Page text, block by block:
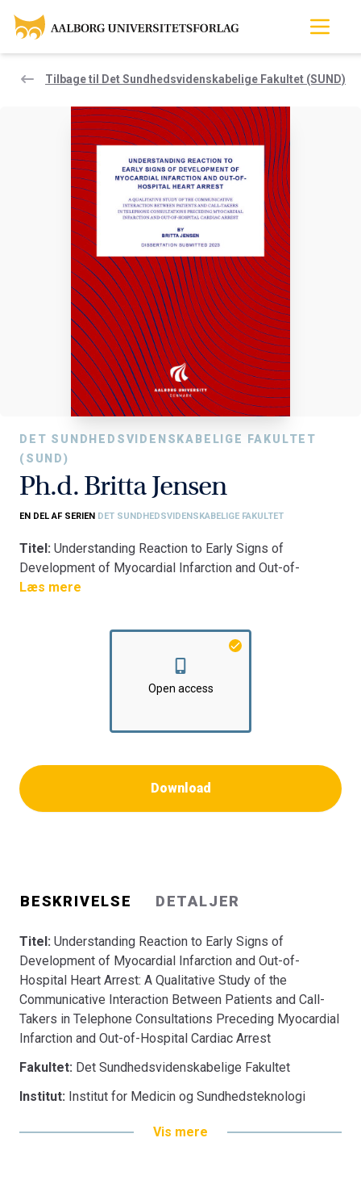
Tilbage til Det Sundhedsvidenskabelige Fakultet (SUND)
DET SUNDHEDSVIDENSKABELIGE FAKULTET
(SUND)
Ph.d. Britta Jensen
EN DEL AF SERIEN DET SUNDHEDSVIDENSKABELIGE FAKULTET
Titel: Understanding Reaction to Early Signs of
Development of Myocardial Infarction and Out-of-
Hospital Heart Arrest: A Qualitative Study of the
Takers in Telephone Consultations Preceding Myocardial
Infarction and Out-of-Hospital Cardiac Arrest
Det Sundhedsvidenskabelige Fakultet
Institut for Medicin og Sundhedsteknologi
Læs mere
Open access
Download
BESKRIVELSE DETALJER
Titel: Understanding Reaction to Early Signs of
Development of Myocardial Infarction and Out-of-
Hospital Heart Arrest: A Qualitative Study of the
Communicative Interaction Between Patients and Call-
Takers in Telephone Consultations Preceding Myocardial
Infarction and Out-of-Hospital Cardiac Arrest
Fakultet: Det Sundhedsvidenskabelige Fakultet
Institut: Institut for Medicin og Sundhedsteknologi
Vis mere